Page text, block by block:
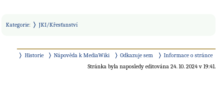
Kategorie: JKI/Křesťanství
Historie Nápověda k MediaWiki Odkazuje sem
Informace o stránce
Stránka byla naposledy editována 24. 10. 2024 v 19:41.